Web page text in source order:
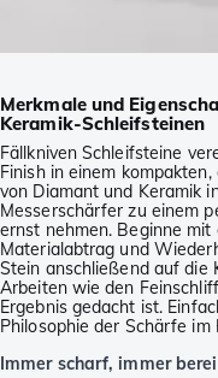
Merkmale und
Keramik-Schleifsteinen
Fällkniven Schleifsteine
Finish in einem
von Diamant und Keramik
Messerschärfer zu einem
ernst nehmen. Beginne
Materialabtrag und
Stein anschließend auf die
Arbeiten wie den
Ergebnis gedacht ist.
Philosophie der Schärfe
Immer scharf, immer